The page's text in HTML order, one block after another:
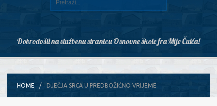
Dobrodošli na službenu stranicu Osnovne škole fra Mije Čuića!
HOME DJEČJA SRCA U PREDBOŽIĆNO VRIJEME